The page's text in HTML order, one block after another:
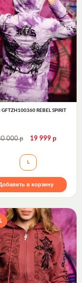
REBEL SPIRIT
000р 19 999 р
Худи
L
в корзину